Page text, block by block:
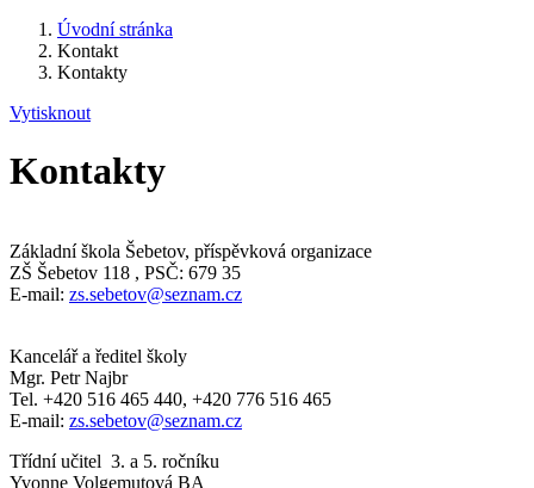
Úvodní stránka
Kontakt
Kontakty
Vytisknout
Kontakty
Základní škola Šebetov, příspěvková organizace
ZŠ Šebetov 118 , PSČ: 679 35
E-mail: zs.sebetov@seznam.cz
Kancelář a ředitel školy
Mgr. Petr Najbr
Tel. +420 516 465 440, +420 776 516 465
E-mail: zs.sebetov@seznam.cz
Třídní učitel 3. a 5. ročníku
Yvonne Volgemutová BA